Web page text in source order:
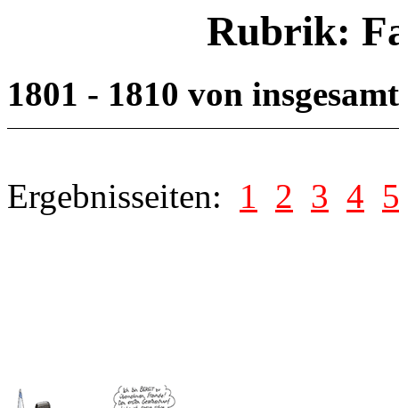
Rubrik:
1801 - 1810 von
Ergebnisseiten: 1 2 3 4 5